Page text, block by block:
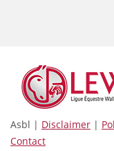
Asbl | Disclaimer |
Contact